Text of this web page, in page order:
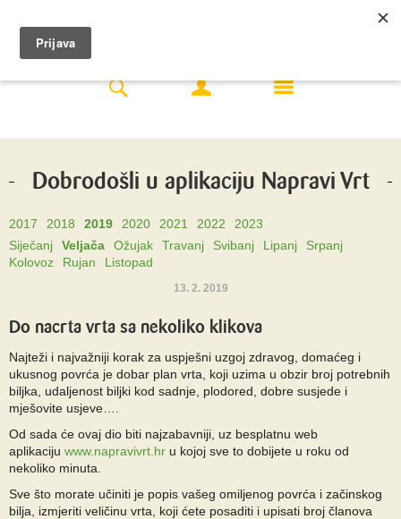
Dobrodošli u aplikaciju Napravi Vrt
2017 2018 2019 2020 2021 2022
2023
Siječanj
Veljača Ožujak Travanj Svibanj Lipanj
Srpanj
Kolovoz
Rujan Listopad
13. 2. 2019
Do nacrta vrta sa nekoliko klikova
Najteži i najvažniji korak za uspješni uzgoj zdravog, domaćeg i
ukusnog povrća je dobar plan vrta, koji uzima u obzir broj potrebnih
biljka, udaljenost biljki kod sadnje, plodored, dobre susjede i
mješovite usjeve….
Od sada će ovaj dio biti najzabavniji, uz besplatnu web
aplikaciju www.napravivrt.hr u kojoj sve to dobijete u roku od
nekoliko minuta.
Sve što morate učiniti je popis vašeg omiljenog povrća i začinskog
bilja, izmjeriti veličinu vrta, koji ćete posaditi i upisati broj članova